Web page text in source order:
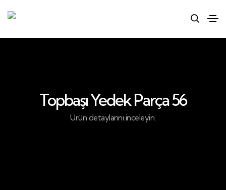
Topbaşı Yedek Parça 56
Ürün detaylarını inceleyin.